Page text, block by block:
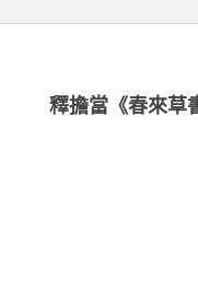
釋擔當《春來草